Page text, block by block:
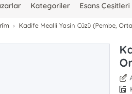
Kategoriler Esans Çeşitleri
Kadife Mealli Yasin Cüzü (Pembe, Orta